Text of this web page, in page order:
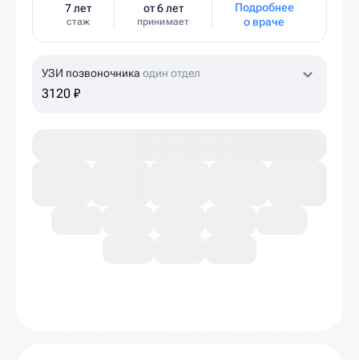
7 лет
стаж
от 6 лет
принимает
Подробнее
о враче
УЗИ позвоночника один отдел
3120 ₽